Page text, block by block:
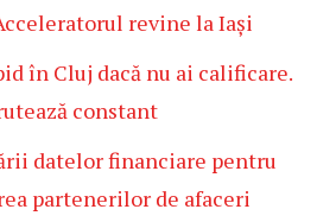
revine la Iași
în Cluj dacă nu ai calificare.
constant
datelor financiare pentru
partenerilor de afaceri